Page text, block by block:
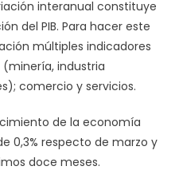
interanual constituye
del PIB. Para hacer este
múltiples indicadores
industria
comercio y servicios.
de la economía
0,3% respecto de marzo y
doce meses.